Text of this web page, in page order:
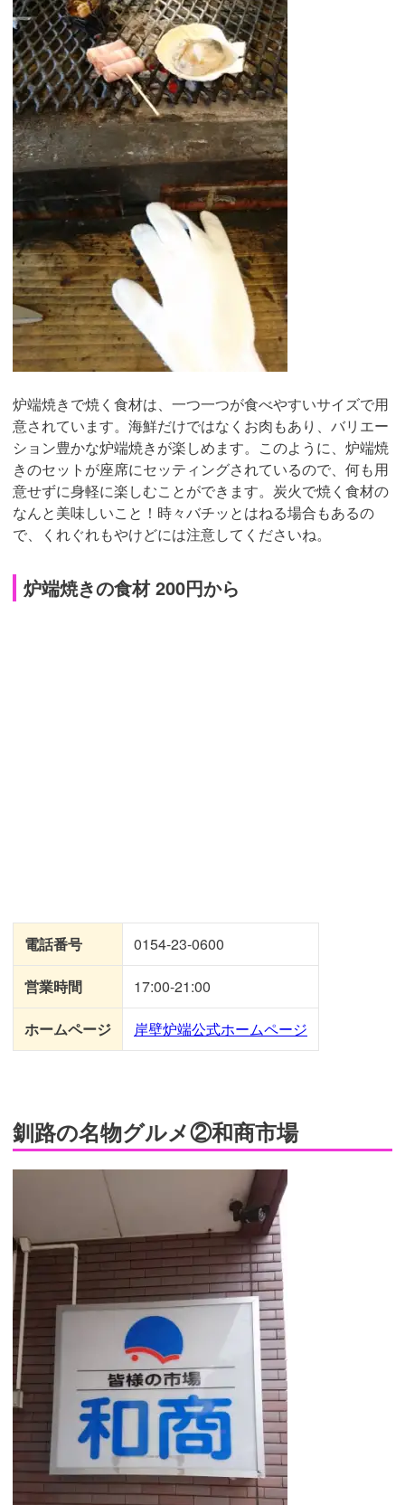
炉端焼きで焼く食材は、一つ一つが食べやすいサイズで用
意されています。海鮮だけではなくお肉もあり、バリエー
ション豊かな炉端焼きが楽しめます。このように、炉端焼
きのセットが座席にセッティングされているので、何も用
意せずに身軽に楽しむことができます。炭火で焼く食材の
なんと美味しいこと！時々バチッとはねる場合もあるの
で、くれぐれもやけどには注意してくださいね。
炉端焼きの食材 200円から
電話番号 0154-23-0600
営業時間 17:00-21:00
ホームページ 岸壁炉端公式ホームページ
釧路の名物グルメ②和商市場